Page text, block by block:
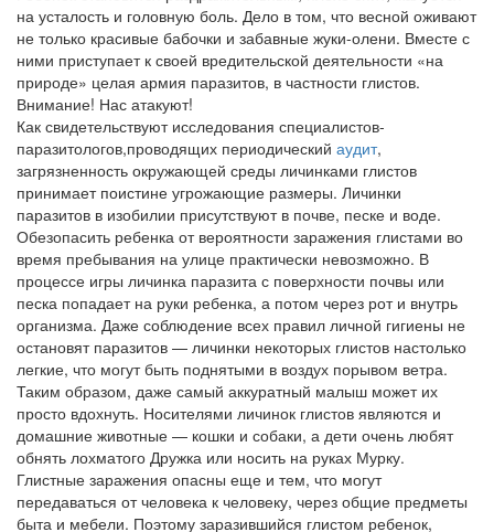
на усталость и головную боль. Дело в том, что весной оживают
не только красивые бабочки и забавные жуки-олени. Вместе с
ними приступает к своей вредительской деятельности «на
природе» целая армия паразитов, в частности глистов.
Внимание! Нас атакуют!
Как свидетельствуют исследования специалистов-
паразитологов,проводящих периодический аудит,
загрязненность окружающей среды личинками глистов
принимает поистине угрожающие размеры. Личинки
паразитов в изобилии присутствуют в почве, песке и воде.
Обезопасить ребенка от вероятности заражения глистами во
время пребывания на улице практически невозможно. В
процессе игры личинка паразита с поверхности почвы или
песка попадает на руки ребенка, а потом через рот и внутрь
организма. Даже соблюдение всех правил личной гигиены не
остановят паразитов — личинки некоторых глистов настолько
легкие, что могут быть поднятыми в воздух порывом ветра.
Таким образом, даже самый аккуратный малыш может их
просто вдохнуть. Носителями личинок глистов являются и
домашние животные — кошки и собаки, а дети очень любят
обнять лохматого Дружка или носить на руках Мурку.
Глистные заражения опасны еще и тем, что могут
передаваться от человека к человеку, через общие предметы
быта и мебели. Поэтому заразившийся глистом ребенок,